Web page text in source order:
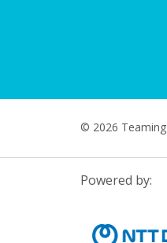
© 2026 Teaming
Powered by: